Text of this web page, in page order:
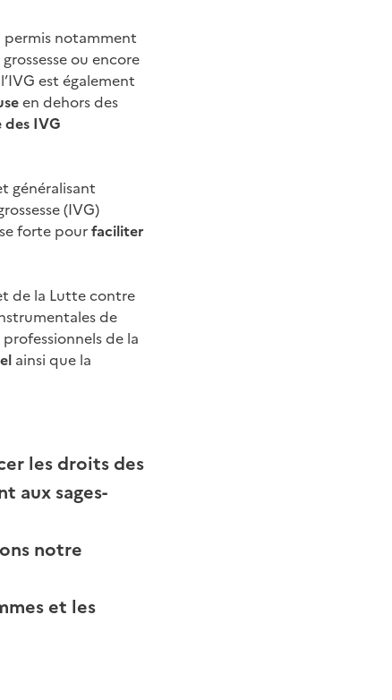
permis notamment
ou encore
est également
en dehors des
IVG
généralisant
(IVG)
forte pourfaciliter
de la Lutte contre
de
de la
ainsi que la
les droits des
aux sages-
notre
et les